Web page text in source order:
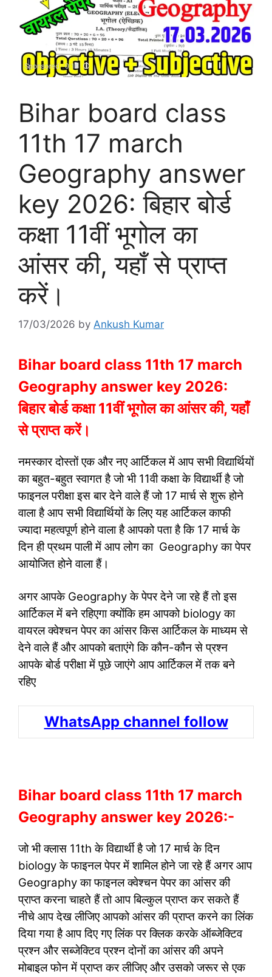
Bihar board class
11th 17 march
Geography answer
key 2026: बिहार बोर्ड
कक्षा 11वीं भूगोल का
आंसर की, यहाँ से प्राप्त
करें।
17/03/2026 by Ankush Kumar
Bihar board class 11th 17 march
Geography answer key 2026:
बिहार बोर्ड कक्षा 11वीं भूगोल का आंसर की, यहाँ
से प्राप्त करें।
नमस्कार दोस्तों एक और नए आर्टिकल में आप सभी विद्यार्थियों
का बहुत-बहुत स्वागत है जो भी 11वी कक्षा के विद्यार्थी है जो
फाइनल परीक्षा इस बार देने वाले हैं जो 17 मार्च से शुरू होने
वाला है आप सभी विद्यार्थियों के लिए यह आर्टिकल काफी
ज्यादा महत्वपूर्ण होने वाला है आपको पता है कि 17 मार्च के
दिन ही प्रथम पाली में आप लोग का Geography का पेपर
आयोजित होने वाला हैं।
अगर आपके Geography के पेपर देने जा रहे हैं तो इस
आर्टिकल में बने रहिएगा क्योंकि हम आपको biology का
वायरल क्वेश्चन पेपर का आंसर किस आर्टिकल के माध्यम से
देने वाले हैं और आपको बताएंगे कि कौन-कौन से प्रश्न
आपके बोर्ड परीक्षा में पूछे जाएंगे आप आर्टिकल में तक बने
रहिए
WhatsApp channel follow
Bihar board class 11th 17 march
Geography answer key 2026:-
जो भी क्लास 11th के विद्यार्थी है जो 17 मार्च के दिन
biology के फाइनल पेपर में शामिल होने जा रहे हैं अगर आप
Geography का फाइनल क्वेश्चन पेपर का आंसर की
प्राप्त करना चाहते हैं तो आप बिल्कुल प्राप्त कर सकते हैं
नीचे आप देख लीजिए आपको आंसर की प्राप्त करने का लिंक
दिया गया है आप दिए गए लिंक पर क्लिक करके ऑब्जेक्टिव
प्रश्न और सब्जेक्टिव प्रश्न दोनों का आंसर की अपने
मोबाइल फोन में प्राप्त कर लीजिए और उसको जरूर से एक